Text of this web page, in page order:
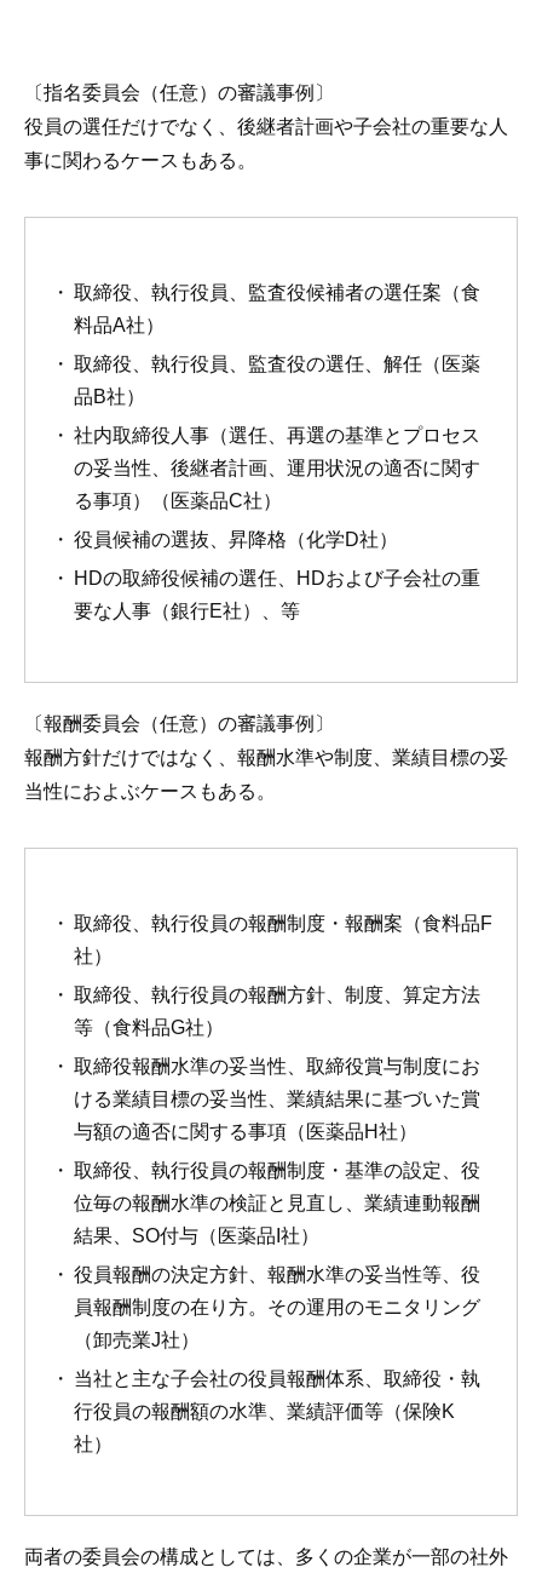
〔指名委員会（任意）の審議事例〕
役員の選任だけでなく、後継者計画や子会社の重要な人
事に関わるケースもある。
取締役、執行役員、監査役候補者の選任案（食
料品A社）
取締役、執行役員、監査役の選任、解任（医薬
品B社）
社内取締役人事（選任、再選の基準とプロセス
の妥当性、後継者計画、運用状況の適否に関す
る事項）（医薬品C社）
役員候補の選抜、昇降格（化学D社）
HDの取締役候補の選任、HDおよび子会社の重
要な人事（銀行E社）、等
〔報酬委員会（任意）の審議事例〕
報酬方針だけではなく、報酬水準や制度、業績目標の妥
当性におよぶケースもある。
取締役、執行役員の報酬制度・報酬案（食料品F
社）
取締役、執行役員の報酬方針、制度、算定方法
等（食料品G社）
取締役報酬水準の妥当性、取締役賞与制度にお
ける業績目標の妥当性、業績結果に基づいた賞
与額の適否に関する事項（医薬品H社）
取締役、執行役員の報酬制度・基準の設定、役
位毎の報酬水準の検証と見直し、業績連動報酬
結果、SO付与（医薬品I社）
役員報酬の決定方針、報酬水準の妥当性等、役
員報酬制度の在り方。その運用のモニタリング
（卸売業J社）
当社と主な子会社の役員報酬体系、取締役・執
行役員の報酬額の水準、業績評価等（保険K
社）
両者の委員会の構成としては、多くの企業が一部の社外